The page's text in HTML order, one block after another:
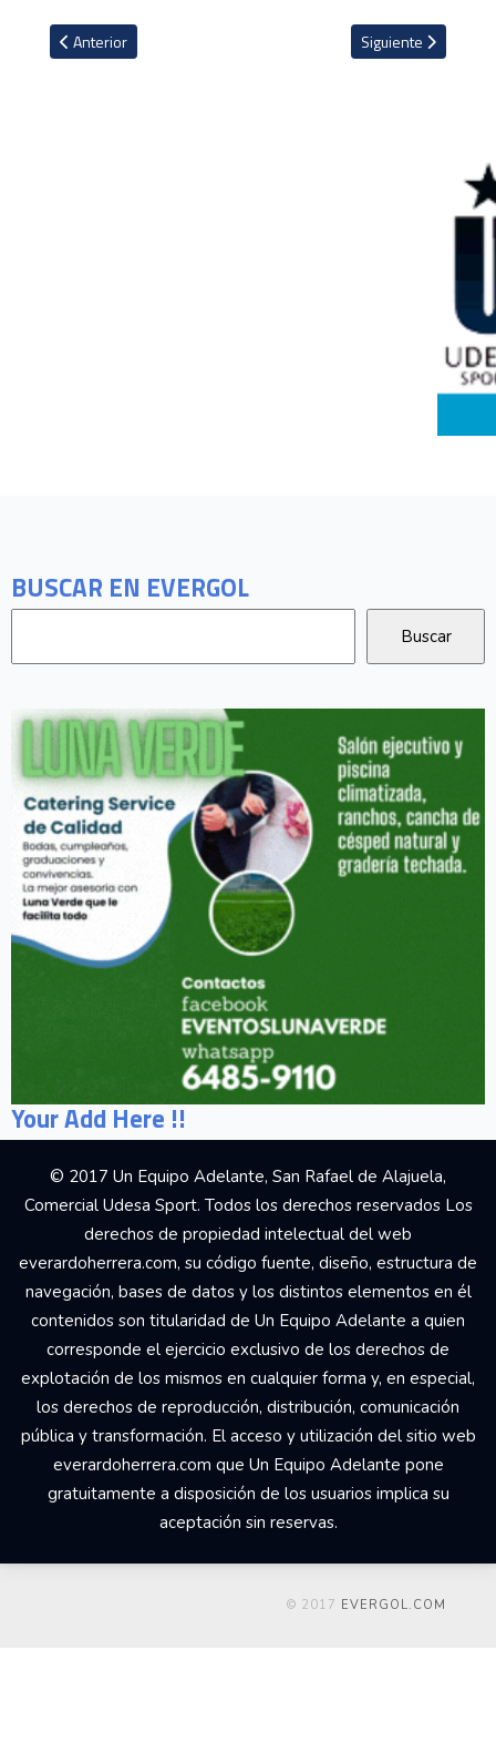
BUSCAR EN EVERGOL
Your Add Here !!
Artículo anterior: Con un emotivo video Neymar confirma su
Anterior Artículo siguiente:
Siguiente
© 2017 Un Equipo Adelante, San Rafael de Alajuela,
Comercial Udesa Sport. Todos los derechos reservados Los
derechos de propiedad intelectual del web
everardoherrera.com, su código fuente, diseño, estructura de
navegación, bases de datos y los distintos elementos en él
contenidos son titularidad de Un Equipo Adelante a quien
corresponde el ejercicio exclusivo de los derechos de
explotación de los mismos en cualquier forma y, en especial,
los derechos de reproducción, distribución, comunicación
pública y transformación. El acceso y utilización del sitio web
everardoherrera.com que Un Equipo Adelante pone
gratuitamente a disposición de los usuarios implica su
aceptación sin reservas.
© 2017 EVERGOL.COM